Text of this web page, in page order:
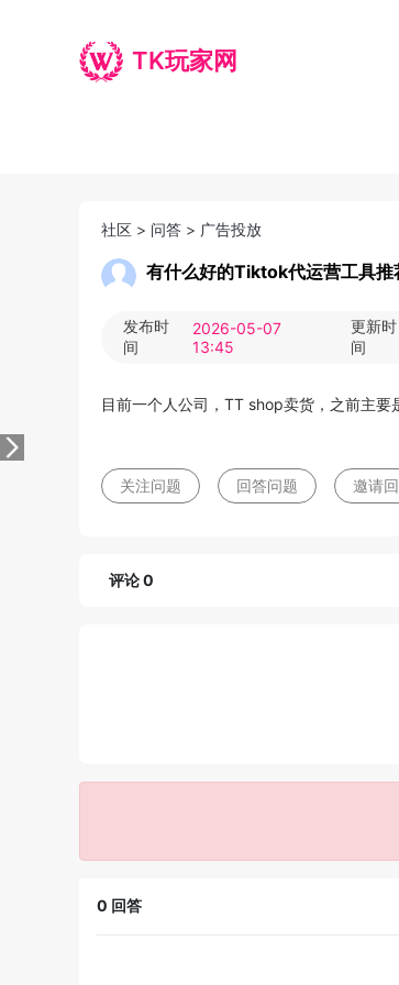
TK玩家网
社区 > 问答 > 广告投放
有什么好的Tiktok代运营工具推
发布时
间
2026-05-07
13:45
更新时
间
目前一个人公司，TT shop卖货，之前主要
关注问题 回答问题 邀请
评论 0
0 回答